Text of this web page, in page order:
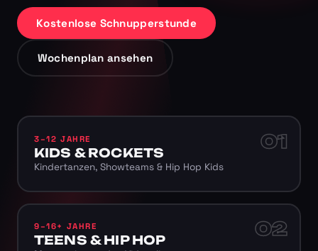
Kostenlose Schnupperstunde
Wochenplan ansehen
01
3–12 JAHRE
KIDS & ROCKETS
Kindertanzen, Showteams & Hip Hop Kids
02
9–16+ JAHRE
TEENS & HIP HOP